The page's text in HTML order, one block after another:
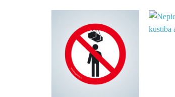
Add to
wishlist